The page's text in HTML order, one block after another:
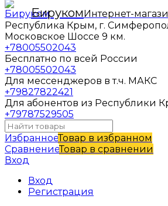
БирукомИнтернет-
Республика Крым, г.
Московское Шоссе 9 км.
+78005502043
Бесплатно по всей России
+78005502043
Для мессенджеров в т.ч. МАКС
+79827822421
Для абонентов из Республики
+79787529505
ИзбранноеТовар в избранном
СравнениеТовар в сравнении
Вход
Вход
Регистрация